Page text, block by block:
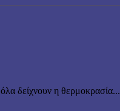
δείχνουν η θερμοκρασία...